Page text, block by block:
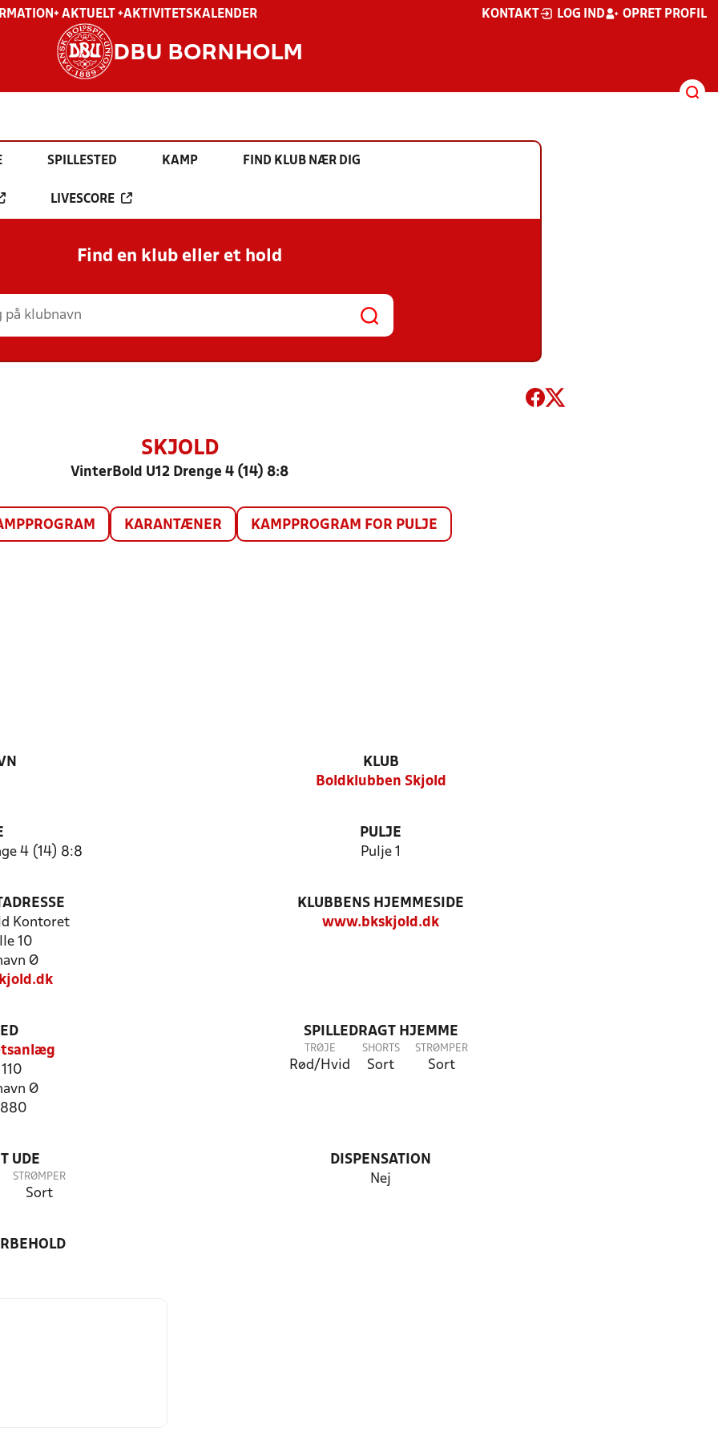
+ AKTUELT +AKTIVITETSKALENDER KONTAKT LOG IND OPRET PROFIL
DBU BORNHOLM
SPILLESTED KAMP FIND KLUB NÆR DIG
LIVESCORE
Find en klub eller et hold
SKJOLD
VinterBold U12 Drenge 4 (14) 8:8
KARANTÆNER KAMPPROGRAM FOR PULJE
KLUB
Boldklubben Skjold
4 (14) 8:8
PULJE
Pulje 1
Kontoret
10
Ø
KLUBBENS HJEMMESIDE
www.bkskjold.dk
Ø
SPILLEDRAGT HJEMME
TRØJE
Rød/Hvid
SHORTS
Sort
STRØMPER
Sort
UDE
STRØMPER
Sort
DISPENSATION
Nej